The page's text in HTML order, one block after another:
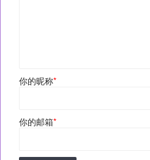
你的昵称*
你的邮箱*